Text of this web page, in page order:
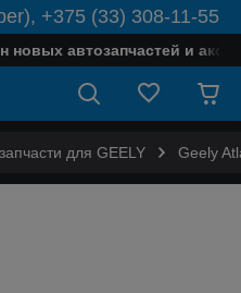
+375 (33) 308-11-55
новых автозапчастей и
для GEELY Geely